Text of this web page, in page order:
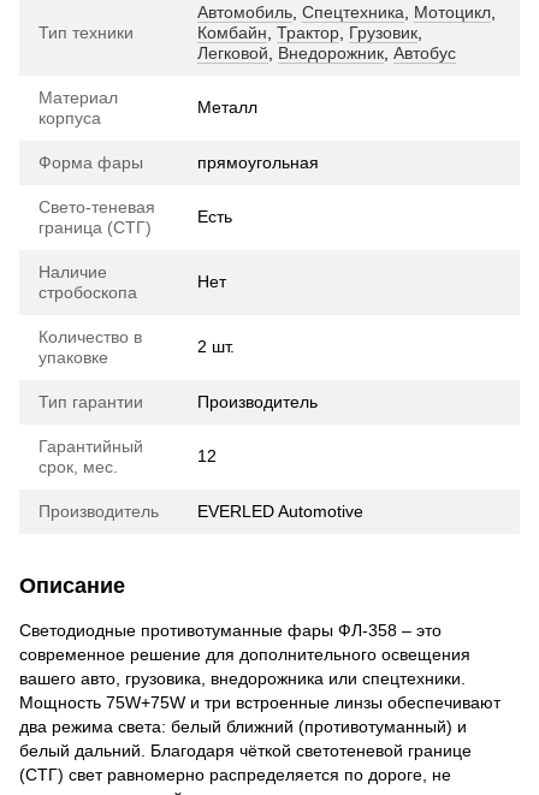
Тип техники
Автомобиль Спецтехника Мотоцикл
Комбайн Трактор Грузовик
Легковой
Внедорожник Автобус
Материал
корпуса
Металл
Форма фары прямоугольная
Свето-теневая
граница (СТГ)
Есть
Наличие
стробоскопа
Нет
Количество в
упаковке
2 шт.
Тип гарантии Производитель
Гарантийный
срок, мес.
12
Производитель EVERLED Automotive
Описание
Светодиодные противотуманные фары ФЛ-358 – это
современное решение для дополнительного освещения
вашего авто, грузовика, внедорожника или спецтехники.
Мощность 75W+75W и три встроенные линзы обеспечивают
два режима света: белый ближний (противотуманный) и
белый дальний. Благодаря чёткой светотеневой границе
(СТГ) свет равномерно распределяется по дороге, не